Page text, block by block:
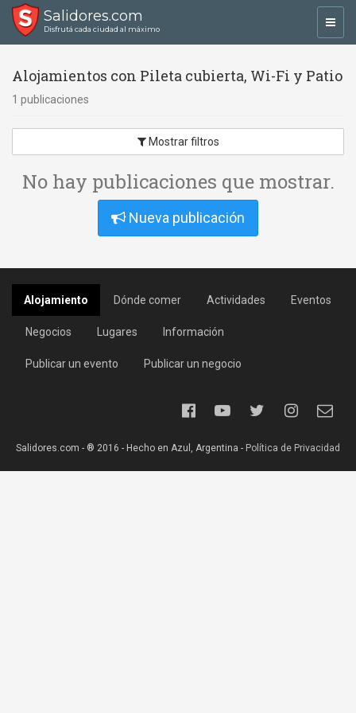
Salidores.com
Disfrutá cada ciudad al máximo
Alojamientos con Pileta cubierta, Wi-Fi y Patio
1 publicaciones
Mostrar filtros
No hay publicaciones que mostrar.
Nueva publicación
Alojamiento Dónde comer Actividades Eventos
Negocios Lugares Información
Publicar un evento Publicar un negocio
Salidores.com - ® 2016 - Hecho en Azul, Argentina - Política de Privacidad